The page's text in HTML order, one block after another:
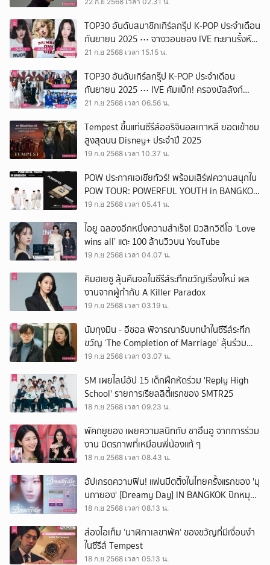
TOP30 อันดับสมาชิกเกิร์ลกรุ๊ป K-POP ประจำเดือน
กันยายน 2025 ⋯ จางวอนยอง IVE ทะยานรั้งหัว
ตาราง ครองบัลลังก์อันดับ 1
21 ก.ย 2568 เวลา 15.15 น.
TOP30 อันดับเกิร์ลกรุ๊ป K-POP ประจำเดือน
กันยายน 2025 ⋯ IVE คัมแบ็ก! ครองบัลลังก์
อันดับ 1
21 ก.ย 2568 เวลา 06.56 น.
Tempest ขึ้นแท่นซีรีส์ออริจินอลเกาหลี ยอดเข้าชม
สูงสุดบน Disney+ ประจำปี 2025
19 ก.ย 2568 เวลา 10.37 น.
POW ประกาศเอเชียทัวร์! พร้อมเสิร์ฟความสนุกใน
POW TOUR: POWERFUL YOUTH in BANGKOK
ปักหมุดไทย 1 พ.ย.นี้
19 ก.ย 2568 เวลา 05.41 น.
ไอยู ฉลองอีกหนึ่งความสำเร็จ! มิวสิกวิดีโอ ‘Love
wins all’ แตะ 100 ล้านวิวบน YouTube
19 ก.ย 2568 เวลา 04.07 น.
คิมฮเยซู ลุ้นคืนจอในซีรีส์ระทึกขวัญเรื่องใหม่ ผล
งานจากผู้กำกับ A Killer Paradox
19 ก.ย 2568 เวลา 03.19 น.
นัมกุงมิน - อีซอล พิจารณารับบทนำในซีรีส์ระทึก
ขวัญ ‘The Completion of Marriage’ ลุ้นร่วม
งานกันอีกครั้งหลัง Our Movie
19 ก.ย 2568 เวลา 03.07 น.
SM เผยไลน์อัป 15 เด็กฝึกหัดร่วม 'Reply High
School' รายการเรียลลิตี้แรกของ SMTR25
18 ก.ย 2568 เวลา 09.23 น.
พัคกยูยอง เผยความสนิทกับ ชาอึนอู จากการร่วม
งาน มิตรภาพที่เหมือนพี่น้องแท้ ๆ
18 ก.ย 2568 เวลา 08.43 น.
อัปเกรดความฟิน! แฟนมีตติ้งในไทยครั้งแรกของ 'มุ
นกายอง' [Dreamy Day] IN BANGKOK ปักหมุด
2 พ.ย.นี้
18 ก.ย 2568 เวลา 08.13 น.
ส่องไอเท็ม ‘นาฬิกาเลขาพัค‘ ของขวัญที่มีเงื่อนงำ
ในซีรีส์ Tempest
18 ก.ย 2568 เวลา 05.13 น.